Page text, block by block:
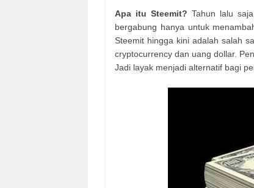
Apa itu Steemit? Tahun lalu
bergabung hanya untuk
Steemit hingga kini adalah salah
cryptocurrency dan uang dollar.
Jadi layak menjadi alternatif bagi